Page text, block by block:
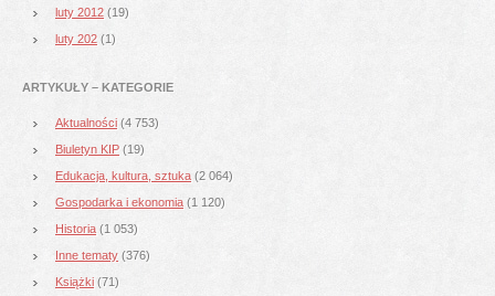
luty 2012 (19)
luty 202 (1)
ARTYKUŁY – KATEGORIE
Aktualności (4 753)
Biuletyn KIP (19)
Edukacja, kultura, sztuka (2 064)
Gospodarka i ekonomia (1 120)
Historia (1 053)
Inne tematy (376)
Książki (71)